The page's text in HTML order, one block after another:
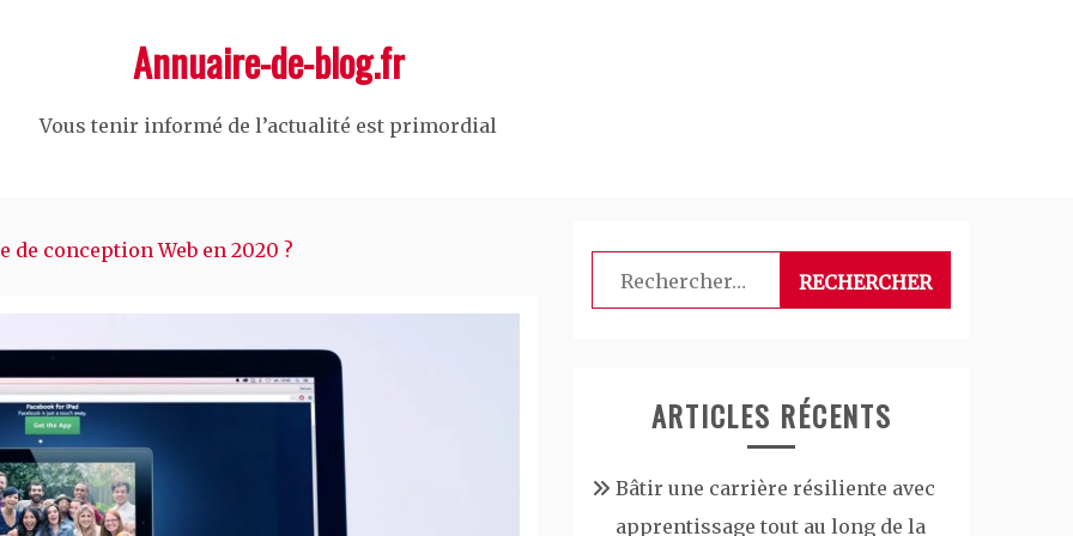
Annuaire-de-blog.fr
Vous tenir informé de l’actualité est primordial
conception Web en 2020 ?
Rechercher :
ARTICLES RÉCENTS
Bâtir une carrière résiliente avec
apprentissage tout au long de la